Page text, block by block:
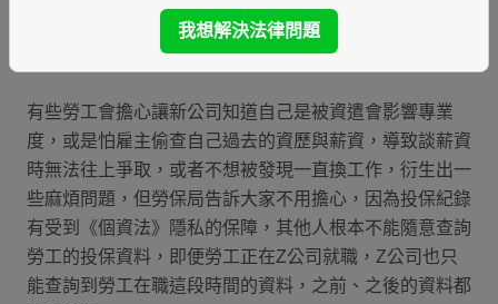
二、被資遣新公司知道嗎？
有些勞工會擔心讓新公司知道自己是被資遣會影響專業
度，或是怕雇主偷查自己過去的資歷與薪資，導致談薪資
時無法往上爭取，或者不想被發現一直換工作，衍生出一
些麻煩問題，但勞保局告訴大家不用擔心，因為投保紀錄
有受到《個資法》隱私的保障，其他人根本不能隨意查詢
勞工的投保資料，即便勞工正在Z公司就職，Z公司也只
能查詢到勞工在職這段時間的資料，之前、之後的資料都
我想解決法律問題